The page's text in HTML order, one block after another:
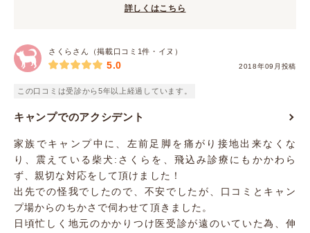
詳しくはこちら
さくらさん（掲載口コミ1件・イヌ）
2018年09月投稿
5.0
この口コミは受診から5年以上経過しています。
キャンプでのアクシデント
家族でキャンプ中に、左前足脚を痛がり接地出来なくな
り、震えている柴犬:さくらを、飛込み診療にもかかわら
ず、親切な対応をして頂けました！
出先での怪我でしたので、不安でしたが、口コミとキャン
プ場からのちかさで伺わせて頂きました。
日頃忙しく地元のかかりつけ医受診が遠のいていた為、伸